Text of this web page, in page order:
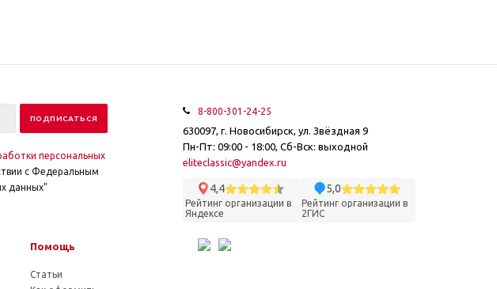
персональных
с Федеральным
данных"
8-800-301-24-25
630097, г. Новосибирск, ул. Звёздная 9
Пн-Пт: 09:00 - 18:00, Сб-Вск: выходной
eliteclassic@yandex.ru
4,4
Рейтинг организации в
Яндексе
5,0
Рейтинг организации в
2ГИС
Помощь
Статьи